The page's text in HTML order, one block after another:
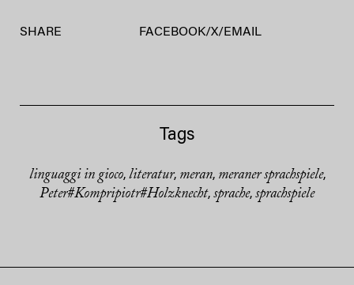
SHARE FACEBOOK/X/EMAIL
Tags
linguaggi in gioco, literatur, meran, meraner sprachspiele,
Peter#Kompripiotr#Holzknecht, sprache, sprachspiele